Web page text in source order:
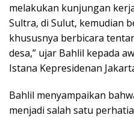
melakukan kunjungan
Sultra, di Sulut, kemudian
khususnya berbicara
desa,” ujar Bahlil kepada
Istana Kepresidenan
Bahlil menyampaikan
menjadi salah satu